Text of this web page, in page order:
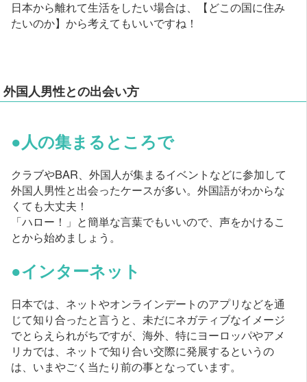
日本から離れて生活をしたい場合は、【どこの国に住み
たいのか】から考えてもいいですね！
外国人男性との出会い方
●人の集まるところで
クラブやBAR、外国人が集まるイベントなどに参加して
外国人男性と出会ったケースが多い。外国語がわからな
くても大丈夫！
「ハロー！」と簡単な言葉でもいいので、声をかけるこ
とから始めましょう。
●インターネット
日本では、ネットやオンラインデートのアプリなどを通
じて知り合ったと言うと、未だにネガティブなイメージ
でとらえられがちですが、海外、特にヨーロッパやアメ
リカでは、ネットで知り合い交際に発展するというの
は、いまやごく当たり前の事となっています。